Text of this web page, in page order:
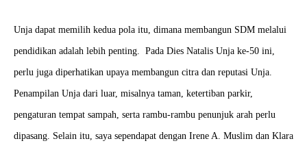
Unja dapat memilih kedua pola itu, dimana membangun SDM melalui
pendidikan adalah lebih penting. Pada Dies Natalis Unja ke-50 ini,
perlu juga diperhatikan upaya membangun citra dan reputasi Unja.
Penampilan Unja dari luar, misalnya taman, ketertiban parkir,
pengaturan tempat sampah, serta rambu-rambu penunjuk arah perlu
dipasang. Selain itu, saya sependapat dengan Irene A. Muslim dan Klara